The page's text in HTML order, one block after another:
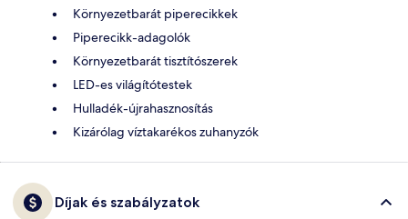
Környezetbarát piperecikkek
Piperecikk-adagolók
Környezetbarát tisztítószerek
LED-es világítótestek
Hulladék-újrahasznosítás
Kizárólag víztakarékos zuhanyzók
Díjak és szabályzatok